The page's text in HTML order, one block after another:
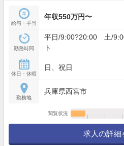
給与・手当
年収550万円〜
勤務時間
平日/9:00?20:00 土/
ト
休日・休暇
日、祝日
勤務地
兵庫県西宮市
閲覧状況
求人の詳細